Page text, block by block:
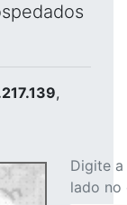
,
Digite
lado no